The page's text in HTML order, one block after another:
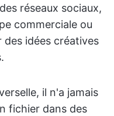
réseaux sociaux,
commerciale ou
des idées créatives
il n'a jamais
fichier dans des